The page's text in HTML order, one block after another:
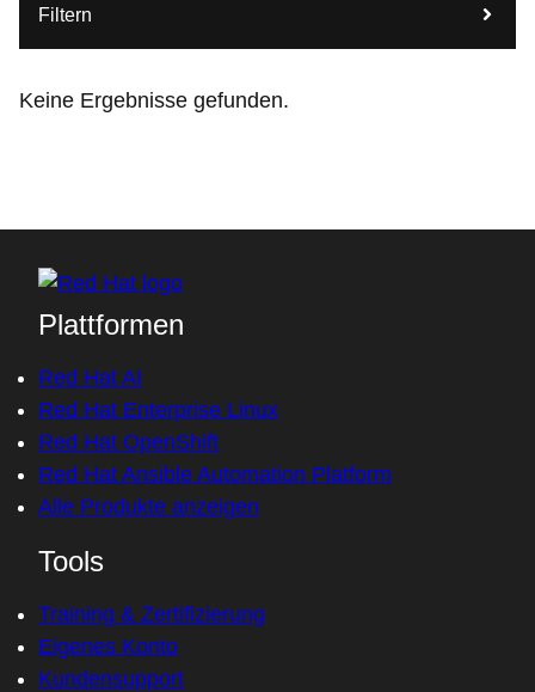
Filtern
Keine Ergebnisse gefunden.
Plattformen
Red Hat AI
Red Hat Enterprise Linux
Red Hat OpenShift
Red Hat Ansible Automation Platform
Alle Produkte anzeigen
Tools
Training & Zertifizierung
Eigenes Konto
Kundensupport